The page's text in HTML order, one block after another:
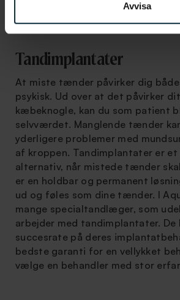
Avvisa
Tandimplantater
At miste tænder påvirker dig
psykisk. Ud over at det påvirker
kæbeknogle, kan du som patient
selvværdet. Manglende tænder
yderligere problemer med
af kroppen. Tandimplantater er
alternativ, når mistede tænder
er en holdbar og permanent
ud og føles som dine tænder. I
mange specialtandlæger, som
arbejder med tandimplantater. De
succesrate på deres
bedste garanti for en vellykket
vælge en behandler med stor